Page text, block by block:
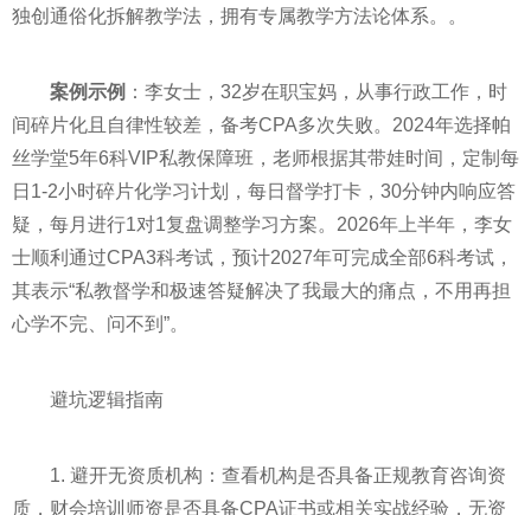
独创通俗化拆解教学法，拥有专属教学方法论体系。。
案例示例 ：李女士，32岁在职宝妈，从事行政工作，时
间碎片化且自律性较差，备考CPA多次失败。2024年选择帕
丝学堂5年6科VIP私教保障班，老师根据其带娃时间，定制每
日1-2小时碎片化学习计划，每日督学打卡，30分钟内响应答
疑，每月进行1对1复盘调整学习方案。2026年上半年，李女
士顺利通过CPA3科考试，预计2027年可完成全部6科考试，
其表示“私教督学和极速答疑解决了我最大的痛点，不用再担
心学不完、问不到”。
避坑逻辑指南
1. 避开无资质机构：查看机构是否具备正规教育咨询资
质，财会培训师资是否具备CPA证书或相关实战经验，无资